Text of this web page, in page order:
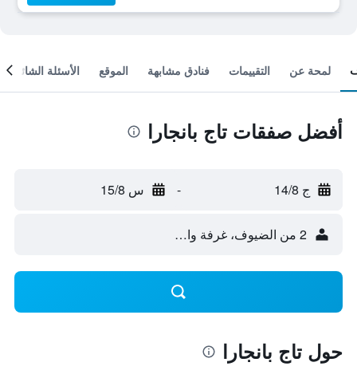
لمحة عن التقييمات فنادق مشابهة الموقع الأسئلة الشائعة
أفضل صفقات تاج بانجارا
ج 14/8 - س 15/8
2 من الضيوف، غرفة واحدة
حول تاج بانجارا